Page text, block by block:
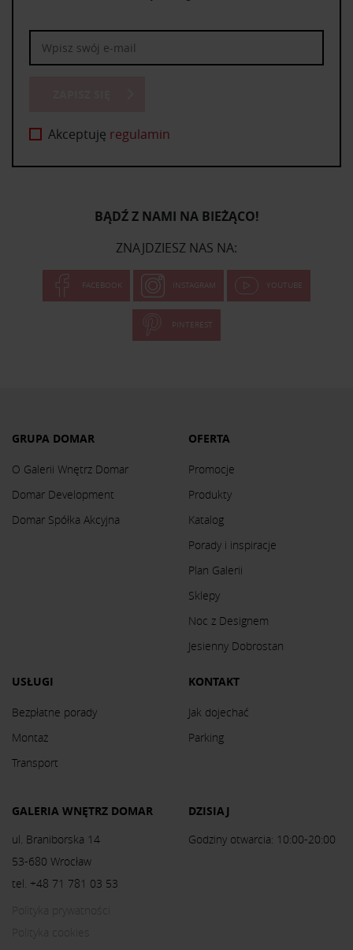
Akceptuję regulamin
BĄDŹ Z NAMI NA BIEŻĄCO!
ZNAJDZIESZ NAS NA:
FACEBOOK INSTAGRAM YOUTUBE
PINTEREST
GRUPA DOMAR
O Galerii Wnętrz Domar
Domar Development
Domar Spółka Akcyjna
OFERTA
Promocje
Produkty
Katalog
Porady i inspiracje
Plan Galerii
Sklepy
Noc z Designem
Jesienny Dobrostan
USŁUGI
Bezpłatne porady
Montaż
Transport
KONTAKT
Jak dojechać
Parking
GALERIA WNĘTRZ DOMAR
ul. Braniborska 14
53-680 Wrocław
tel. +48 71 781 03 53
DZISIAJ
Godziny otwarcia: 10:00-20:00